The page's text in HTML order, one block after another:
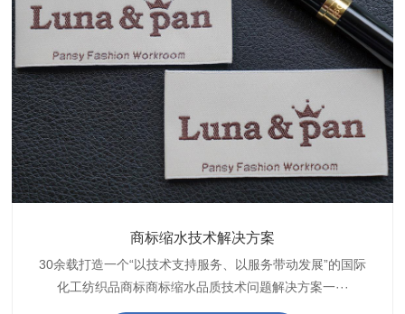
商标缩水技术解决方案
30余载打造一个“以技术支持服务、以服务带动发展”的国际
化工纺织品商标商标缩水品质技术问题解决方案一···
织带商标防水技术解决方案
博准公司专注于织带商标防水技术解决方案30余载,励志于
纺织品商标企业打造含油量超标品质技术问题解决方···
服装颜色不匀技术解决方案
博准是一家专注30余载设计研发织唛印唛商标、织带服装颜
色不匀品质技术问题解决方案一站式服务提供商,技···
纺织品阻燃母粒
博准致力于成为纺织品商标阻燃母粒剂,TF-W760,TF-W760
阻燃母粒剂加工定制服务实力提供商,···